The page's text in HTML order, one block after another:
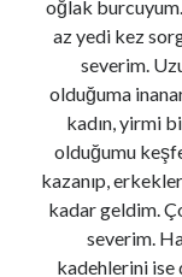
Son yorumlar
Devren Kiralık
Bir yalan söyledim,
Biber Çorbası Tarifi
Dertleri *için Öznil
oğlak burcuyum.
az yedi kez
severim.
olduğuma
kadın, yirmi
olduğumu
kazanıp,
kadar geldim.
severim.
kadehlerini ise